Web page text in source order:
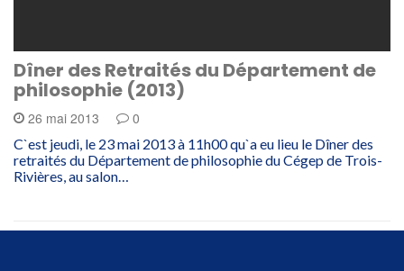
Dîner des Retraités du Département de
philosophie (2013)
26 mai 2013 0
C`est jeudi, le 23 mai 2013 à 11h00 qu`a eu lieu le Dîner des
retraités du Département de philosophie du Cégep de Trois-
Rivières, au salon…